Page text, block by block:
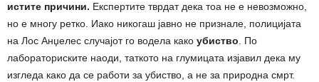
истите причини. Експертите тврдат дека тоа не е невозможно,
но е многу ретко. Иако никогаш јавно не признале, полицијата
на Лос Анџелес случајот го водела како убиство . По
лабораториските наоди, таткото на глумицата изјавил дека му
изгледа како да се работи за убиство, а не за природна смрт.